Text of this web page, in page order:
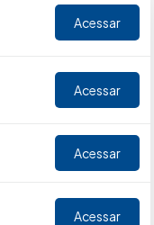
Acessar
Acessar
Acessar
Acessar